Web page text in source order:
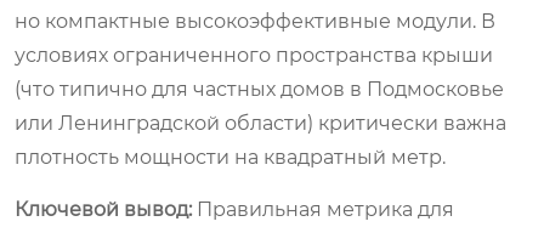
но компактные высокоэффективные модули. В
условиях ограниченного пространства крыши
(что типично для частных домов в Подмосковье
или Ленинградской области) критически важна
плотность мощности на квадратный метр.
Ключевой вывод: Правильная метрика для